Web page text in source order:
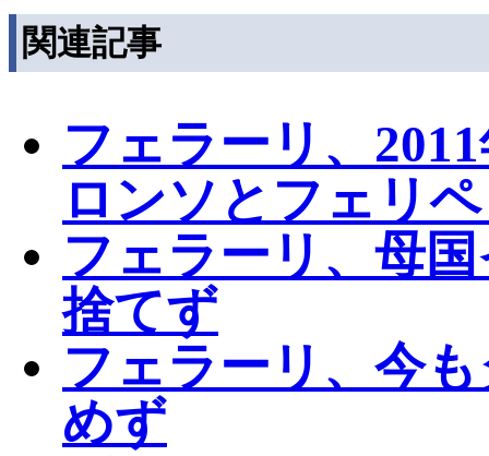
関連記事
フェラーリ、
ロンソとフェリ
フェラーリ、母
捨てず
フェラーリ、今
めず